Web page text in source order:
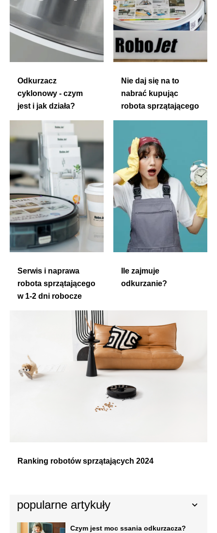
popularne artykuły
Czym jest moc ssania odkurzacza?
Odkurzacz
cyklonowy - czym
jest i jak działa?
Nie daj się na to
nabrać kupując
robota sprzątającego
Serwis i naprawa
robota sprzątającego
w 1-2 dni robocze
Ile zajmuje
odkurzanie?
Ranking robotów sprzątających 2024